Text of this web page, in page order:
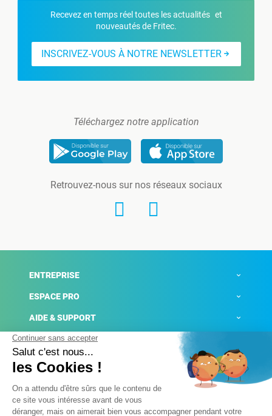
Recevez en temps réel toutes les actualités et
nouveautés de Fritec.
INSCRIVEZ-VOUS À NOTRE NEWSLETTER
Téléchargez notre application
Retrouvez-nous sur nos réseaux sociaux
ENTREPRISE
ESPACE PRO
AIDE & SUPPORT
ACTUALITÉS
Mentions légales